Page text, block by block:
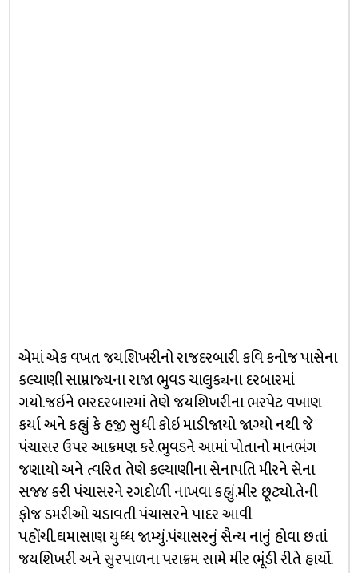
એમાં એક વખત જયશિખરીનો રાજદરબારી કવિ કનોજ પાસેના
કલ્યાણી સામ્રાજ્યના રાજા ભુવડ ચાલુક્યના દરબારમાં
ગયો.જઇને ભરદરબારમાં તેણે જયશિખરીના ભરપેટ વખાણ
કર્યા અને કહ્યું કે હજી સુધી કોઇ માડીજાયો જાગ્યો નથી જે
પંચાસર ઉપર આક્રમણ કરે.ભુવડને આમાં પોતાનો માનભંગ
જણાયો અને ત્વરિત તેણે કલ્યાણીના સેનાપતિ મીરને સેના
સજ્જ કરી પંચાસરને રગદોળી નાખવા કહ્યું.મીર છૂટ્યો.તેની
ફોજ ડમરીઓ ચડાવતી પંચાસરને પાદર આવી
પહોંચી.ઘમાસાણ યુધ્ધ જામ્યું.પંચાસરનું સૈન્ય નાનું હોવા છતાં
જયશિખરી અને સુરપાળના પરાક્રમ સામે મીર ભૂંંડી રીતે હાર્યો.